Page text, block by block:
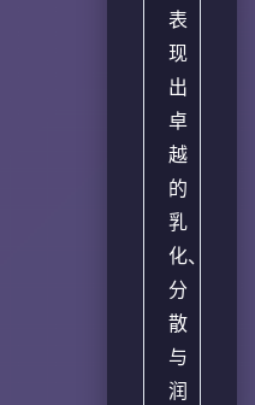
表
现
出
卓
越
的
乳
化、
分
散
与
润